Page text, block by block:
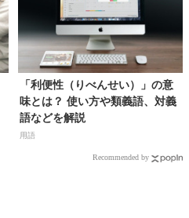
「利便性（りべんせい）」の意
味とは？ 使い方や類義語、対義
語などを解説
用語
Recommended by